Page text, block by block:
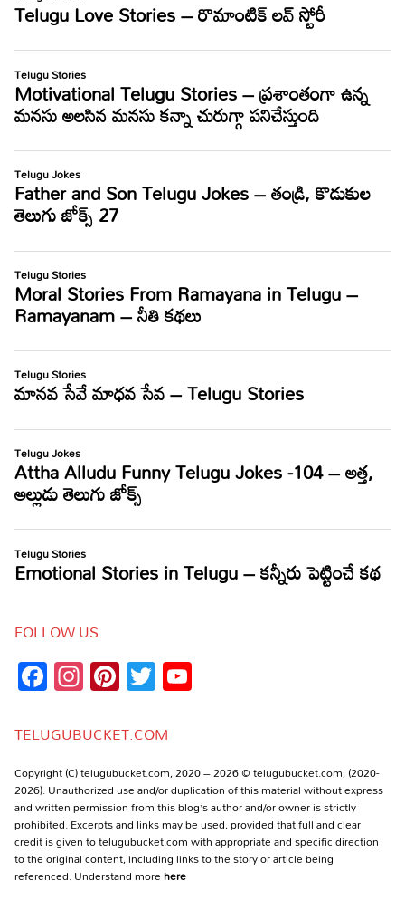
FOLLOW US
Facebook
Instagram
Pinterest
Twitter
TELUGUBUCKET.COM
Copyright (C) telugubucket.com, 2020 – 2026 © telugubucket.com, (2020-
2026). Unauthorized use and/or duplication of this material without express
and written permission from this blog’s author and/or owner is strictly
prohibited. Excerpts and links may be used, provided that full and clear
credit is given to telugubucket.com with appropriate and specific direction
to the original content, including links to the story or article being
referenced. Understand morehere